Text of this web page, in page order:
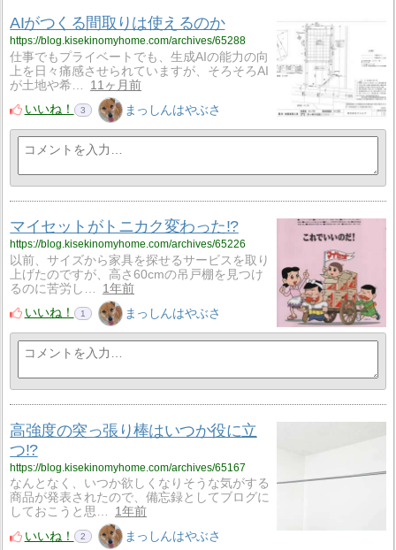
AIがつくる間取りは使えるのか
https://blog.kisekinomyhome.com/archives/65288
仕事でもプライベートでも、生成AIの能力の向
上を日々痛感させられていますが、そろそろAI
が土地や希…
11ヶ月前
いいね！
3 まっしんはやぶさ
マイセットがトニカク変わった!?
https://blog.kisekinomyhome.com/archives/65226
以前、サイズから家具を探せるサービスを取り
上げたのですが、高さ60cmの吊戸棚を見つけ
るのに苦労し…
1年前
いいね！
1 まっしんはやぶさ
高強度の突っ張り棒はいつか役に立
つ!?
https://blog.kisekinomyhome.com/archives/65167
なんとなく、いつか欲しくなりそうな気がする
商品が発表されたので、備忘録としてブログに
しておこうと思…
1年前
いいね！
2 まっしんはやぶさ